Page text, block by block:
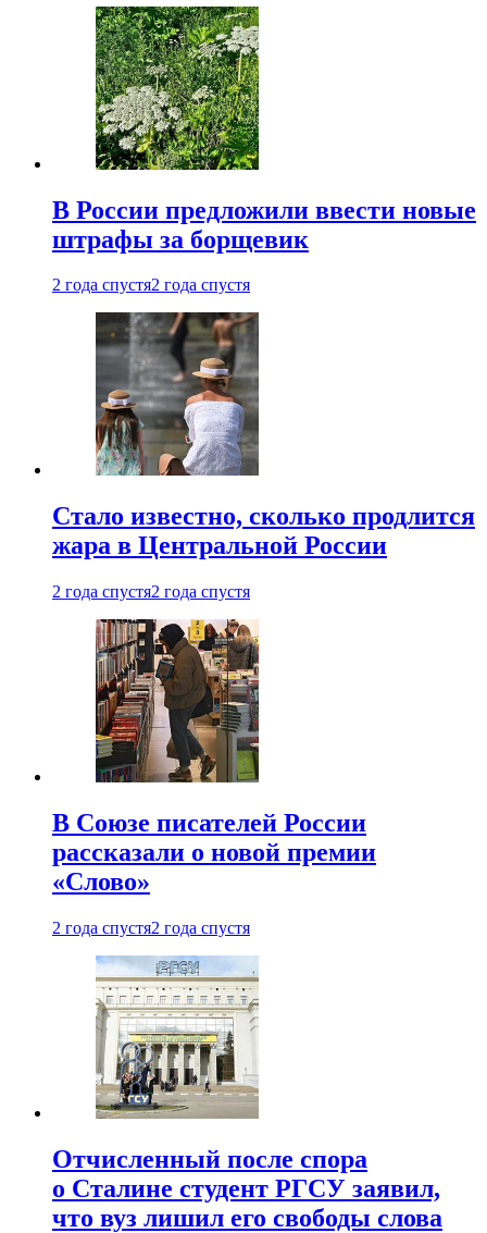
В России предложили ввести новые
штрафы за борщевик
2 года спустя2 года спустя
Стало известно, сколько продлится
жара в Центральной России
2 года спустя2 года спустя
В Союзе писателей России
рассказали о новой премии
«Слово»
2 года спустя2 года спустя
Отчисленный после спора
о Сталине студент РГСУ заявил,
что вуз лишил его свободы слова